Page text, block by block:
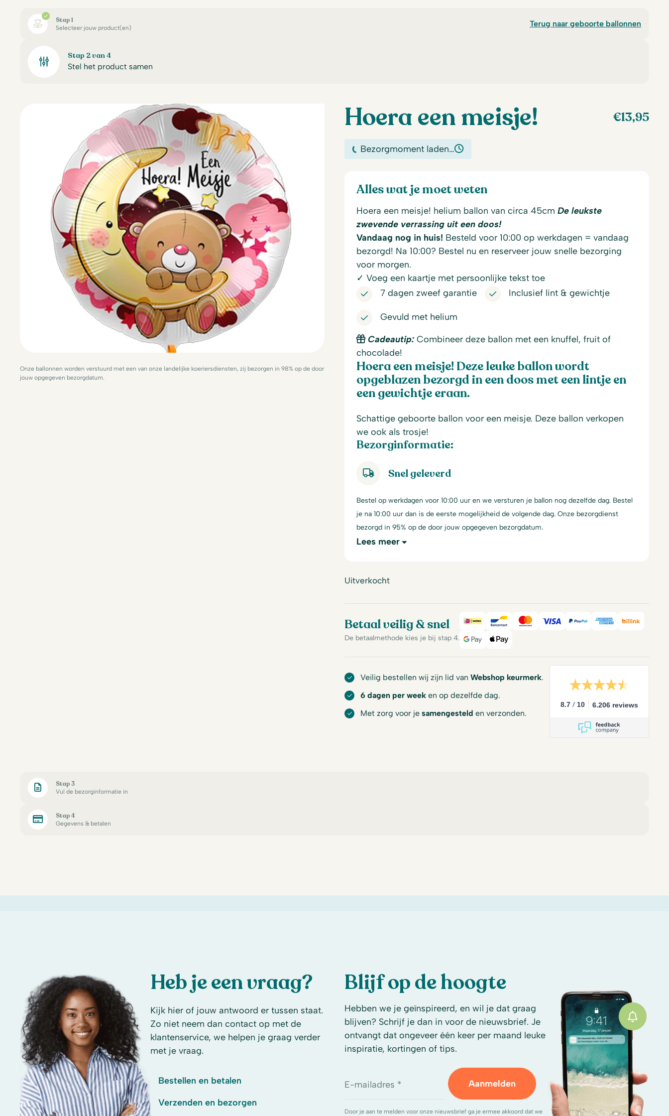
Stap 1
Selecteer jouw product(en) Terug naar geboorte ballonnen
Stap 2 van 4
Stel het product samen
Onze ballonnen worden verstuurd met een van onze landelijke koeriersdiensten, zij bezorgen in 98% op de door
jouw opgegeven bezorgdatum.
Hoera een meisje! €13,95
Bezorgmoment laden…
Alles wat je moet weten
Hoera een meisje! helium ballon van circa 45cm De leukste
zwevende verrassing uit een doos!
Vandaag nog in huis! Besteld voor 10:00 op werkdagen = vandaag
bezorgd! Na 10:00? Bestel nu en reserveer jouw snelle bezorging
voor morgen.
✓ Voeg een kaartje met persoonlijke tekst toe
7 dagen zweef garantie
Inclusief lint & gewichtje
Gevuld met helium
Cadeautip: Combineer deze ballon met een knuffel, fruit of
chocolade!
Hoera een meisje! Deze leuke ballon wordt
opgeblazen bezorgd in een doos met een lintje en
een gewichtje eraan.
Schattige geboorte ballon voor een meisje. Deze ballon verkopen
we ook als trosje!
Bezorginformatie:
Snel geleverd
Bestel op werkdagen voor 10:00 uur en we versturen je ballon nog dezelfde dag. Bestel
je na 10:00 uur dan is de eerste mogelijkheid de volgende dag. Onze bezorgdienst
bezorgd in 95% op de door jouw opgegeven bezorgdatum.
Lees meer
Uitverkocht
Betaal veilig & snel
De betaalmethode kies je bij stap 4.
iDeal BancontactMastercard
Visa PayPalAmerican
Google PayApple Pay
Veilig bestellen wij zijn lid van Webshop keurmerk.
6 dagen per week en op dezelfde dag.
Met zorg voor je samengesteld en verzonden.
8.7 / 10 6.206 reviews
Stap 3
Vul de bezorginformatie in
Stap 4
Gegevens & betalen
Heb je een vraag?
Kijk hier of jouw antwoord er tussen staat.
Zo niet neem dan contact op met de
klantenservice, we helpen je graag verder
met je vraag.
Bestellen en betalen
Verzenden en bezorgen
Blijf op de hoogte
Hebben we je geïnspireerd, en wil je dat graag
blijven? Schrijf je dan in voor de nieuwsbrief. Je
ontvangt dat ongeveer één keer per maand leuke
inspiratie, kortingen of tips.
E-mailadres * Aanmelden
Door je aan te melden voor onze nieuwsbrief ga je ermee akkoord dat we